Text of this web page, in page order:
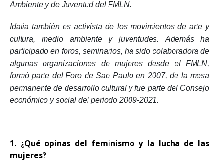
Ambiente y de Juventud del FMLN.
Idalia también es activista de los movimientos de arte y
cultura, medio ambiente y juventudes. Además ha
participado en foros, seminarios, ha sido colaboradora de
algunas organizaciones de mujeres desde el FMLN,
formó parte del Foro de Sao Paulo en 2007, de la mesa
permanente de desarrollo cultural y fue parte del Consejo
económico y social del periodo 2009-2021.
1. ¿Qué opinas del feminismo y la lucha de las
mujeres?